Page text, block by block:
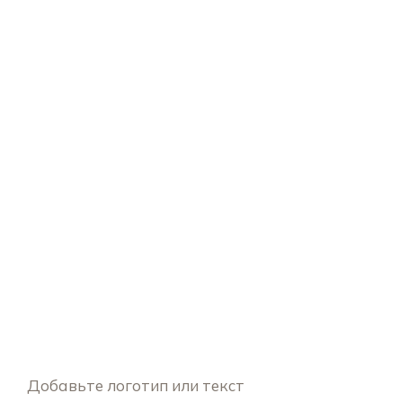
Добавьте логотип или текст